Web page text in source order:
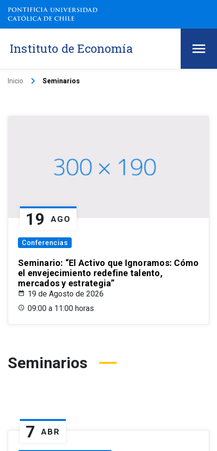
Instituto de Economía
Inicio keyboard_arrow_right Seminarios
19 AGO
Conferencias
Seminario: “El Activo que Ignoramos: Cómo
el envejecimiento redefine talento,
mercados y estrategia”
19 de Agosto de 2026
09:00 a 11:00 horas
Seminarios
7 ABR